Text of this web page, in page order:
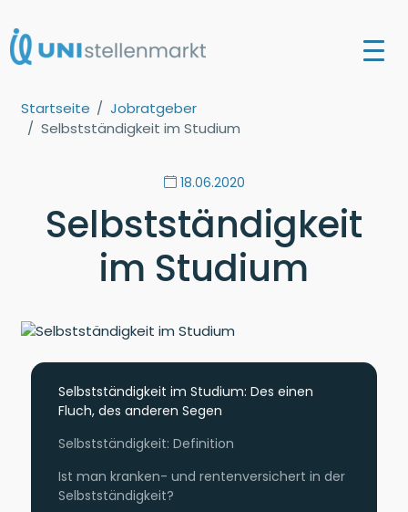
Startseite
Jobratgeber
Selbstständigkeit im Studium
18.06.2020
Selbstständigkeit
im Studium
Selbstständigkeit im Studium: Des einen
Fluch, des anderen Segen
Selbstständigkeit: Definition
Ist man kranken- und rentenversichert in der
Selbstständigkeit?